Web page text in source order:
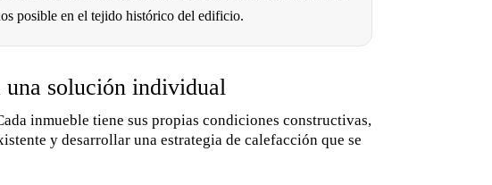
posible en el tejido histórico del edificio.
una solución individual
inmueble tiene sus propias condiciones constructivas,
y desarrollar una estrategia de calefacción que se